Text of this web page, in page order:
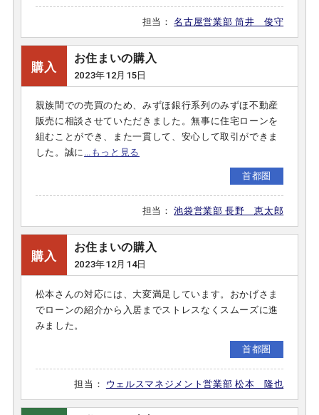
担当：名古屋営業部 筒井 俊守
購入
お住まいの購入
2023年12月15日
親族間での売買のため、みずほ銀行系列のみずほ不動産
販売に相談させていただきました。無事に住宅ローンを
組むことができ、また一貫して、安心して取引ができま
した。誠に …もっと見る
首都圏
担当：池袋営業部 長野 恵太郎
購入
お住まいの購入
2023年12月14日
松本さんの対応には、大変満足しています。おかげさま
でローンの紹介から入居までストレスなくスムーズに進
みました。
首都圏
担当： ウェルスマネジメント営業部 松本 隆也